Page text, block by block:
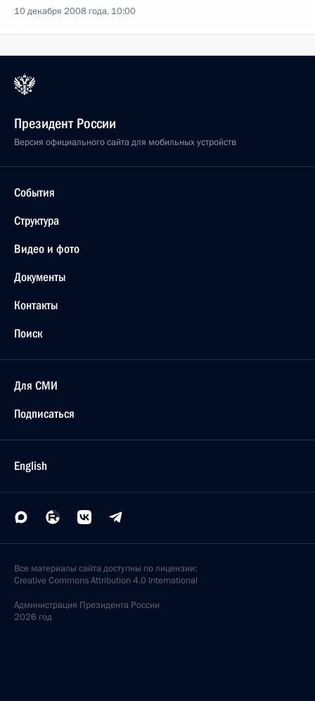
10 декабря 2008 года, 10:00
Президент России
Версия официального сайта для мобильных устройств
События
Структура
Видео и фото
Документы
Контакты
Поиск
Для СМИ
Подписаться
English
Все материалы сайта доступны по лицензии:
Creative Commons Attribution 4.0 International
Администрация Президента России
2026 год